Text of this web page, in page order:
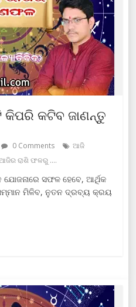
କଟିବ ଜାଣନ୍ତୁ
0 Comments
ଆଜି
ରାଶି ଫଳରୁ ....
ସଫଳ ହେବେ, ଆର୍ଥିକ
ମିଳିବ, ନୁତନ ଦ୍ରବ୍ୟ କ୍ରୟ